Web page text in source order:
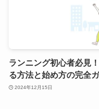
ランニング初心者必見
る方法と始め方の完全
2024年12月15日